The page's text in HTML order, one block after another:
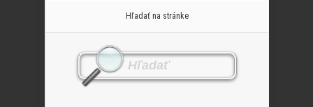
Hľadať na stránke